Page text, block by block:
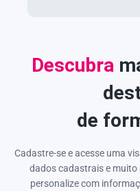
Descubra
de
Cadastre-se e acesse uma
dados cadastrais e
personalize com